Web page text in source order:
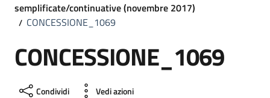
semplificate/continuative (novembre 2017)
CONCESSIONE_1069
CONCESSIONE_1069
Condividi Vedi azioni